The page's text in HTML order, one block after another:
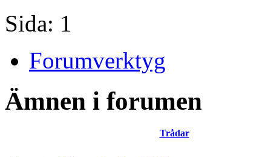
Sida: 1
Forumverktyg
Ämnen i forumen
Trådar